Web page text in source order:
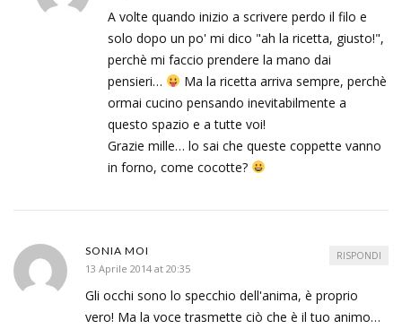
A volte quando inizio a scrivere perdo il filo e
solo dopo un po' mi dico "ah la ricetta, giusto!",
perchè mi faccio prendere la mano dai
pensieri…
Ma la ricetta arriva sempre, perchè
ormai cucino pensando inevitabilmente a
questo spazio e a tutte voi!
Grazie mille… lo sai che queste coppette vanno
in forno, come cocotte?
SONIA MOI
13 Aprile 2014 at 20:35
Gli occhi sono lo specchio dell'anima, è proprio
vero! Ma la voce trasmette ciò che è il tuo animo…
RISPONDI